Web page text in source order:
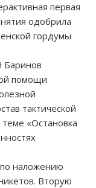
первая
одобрила
гордумы
Баринов
помощи
тактической
«Остановка
по наложению
Вторую